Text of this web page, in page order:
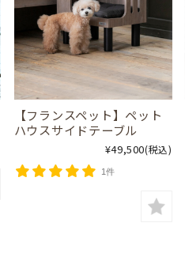
【フランスペット】ペット
ハウスサイドテーブル
¥49,500(税込)
1件